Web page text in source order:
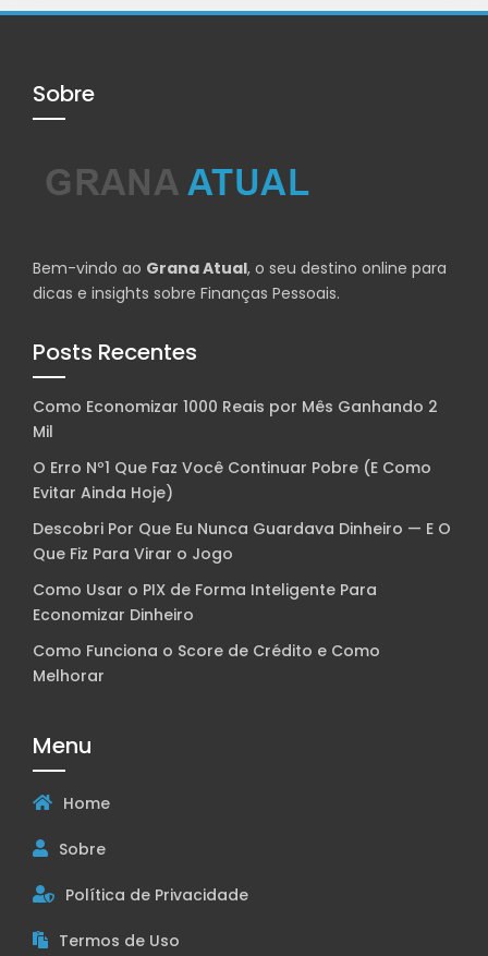
Sobre
Bem-vindo ao Grana Atual, o seu destino online para
dicas e insights sobre Finanças Pessoais.
Posts Recentes
Como Economizar 1000 Reais por Mês Ganhando 2
Mil
O Erro Nº1 Que Faz Você Continuar Pobre (E Como
Evitar Ainda Hoje)
Descobri Por Que Eu Nunca Guardava Dinheiro — E O
Que Fiz Para Virar o Jogo
Como Usar o PIX de Forma Inteligente Para
Economizar Dinheiro
Como Funciona o Score de Crédito e Como
Melhorar
Menu
Home
Sobre
Política de Privacidade
Termos de Uso